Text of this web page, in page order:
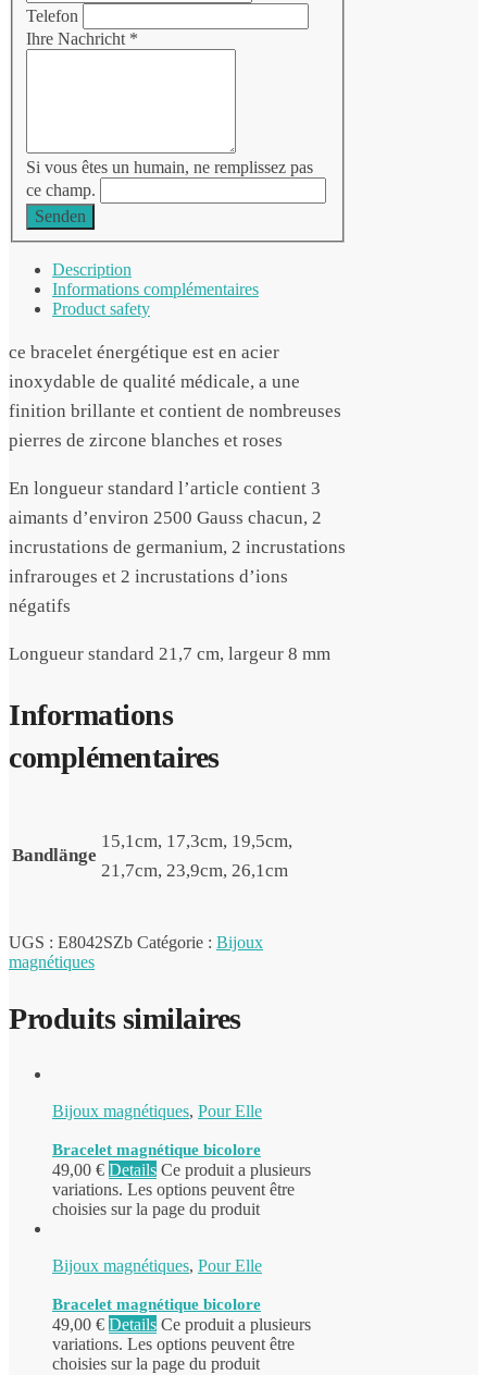
Telefon
Ihre Nachricht *
Si vous êtes un humain, ne remplissez pas
ce champ.
Senden
Description
Informations complémentaires
Product safety
ce bracelet énergétique est en acier
inoxydable de qualité médicale, a une
finition brillante et contient de nombreuses
pierres de zircone blanches et roses
En longueur standard l’article contient 3
aimants d’environ 2500 Gauss chacun, 2
incrustations de germanium, 2 incrustations
infrarouges et 2 incrustations d’ions
négatifs
Longueur standard 21,7 cm, largeur 8 mm
Informations
complémentaires
Bandlänge
15,1cm, 17,3cm, 19,5cm,
21,7cm, 23,9cm, 26,1cm
UGS : E8042SZb Catégorie : Bijoux
magnétiques
Produits similaires
Bijoux magnétiques, Pour Elle
Bracelet magnétique bicolore
49,00 € Details Ce produit a plusieurs
variations. Les options peuvent être
choisies sur la page du produit
Bijoux magnétiques, Pour Elle
Bracelet magnétique bicolore
49,00 € Details Ce produit a plusieurs
variations. Les options peuvent être
choisies sur la page du produit